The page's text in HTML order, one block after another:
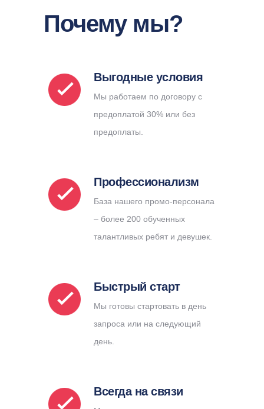
Почему мы?
Выгодные условия
Мы работаем по договору с
предоплатой 30% или без
предоплаты.
Профессионализм
База нашего промо-персонала
– более 200 обученных
талантливых ребят и девушек.
Быстрый старт
Мы готовы стартовать в день
запроса или на следующий
день.
Всегда на связи